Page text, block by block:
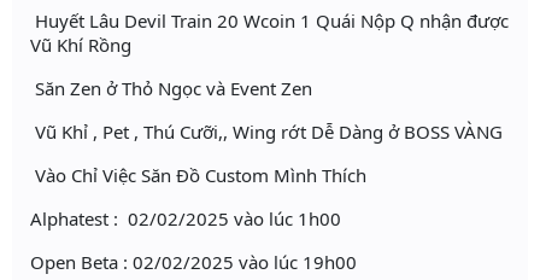
Huyết Lâu Devil Train 20 Wcoin 1 Quái Nộp Q nhận được
Vũ Khí Rồng
Săn Zen ở Thỏ Ngọc và Event Zen
Vũ Khỉ , Pet , Thú Cưỡi,, Wing rớt Dễ Dàng ở BOSS VÀNG
Vào Chỉ Việc Săn Đồ Custom Mình Thích
Alphatest : 02/02/2025 vào lúc 1h00
Open Beta : 02/02/2025 vào lúc 19h00